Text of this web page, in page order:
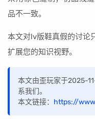
品不一致。
本文对lv版鞋真假的讨论
扩展您的知识视野。
本文由歪玩家于2025-
系我们。
本文链接： https://